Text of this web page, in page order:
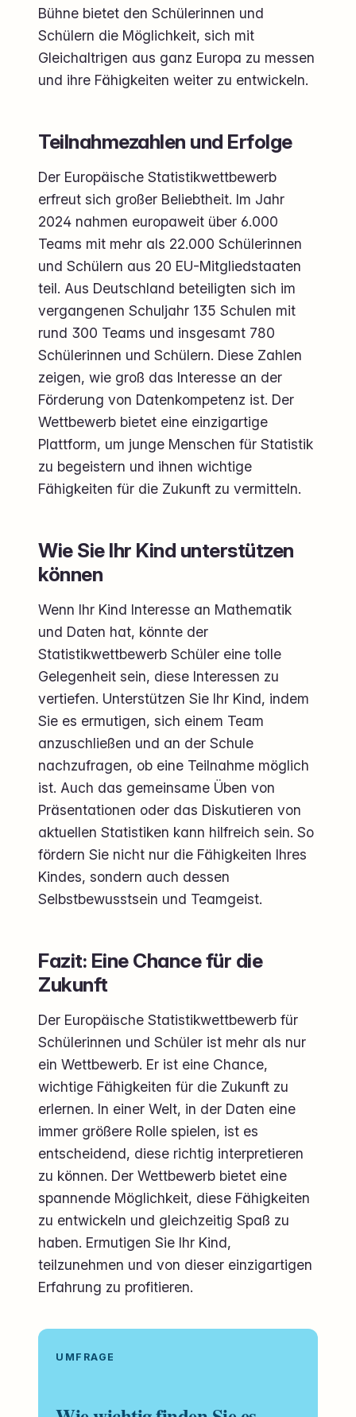
Bühne bietet den Schülerinnen und
Schülern die Möglichkeit, sich mit
Gleichaltrigen aus ganz Europa zu messen
und ihre Fähigkeiten weiter zu entwickeln.
Teilnahmezahlen und Erfolge
Der Europäische Statistikwettbewerb
erfreut sich großer Beliebtheit. Im Jahr
2024 nahmen europaweit über 6.000
Teams mit mehr als 22.000 Schülerinnen
und Schülern aus 20 EU-Mitgliedstaaten
teil. Aus Deutschland beteiligten sich im
vergangenen Schuljahr 135 Schulen mit
rund 300 Teams und insgesamt 780
Schülerinnen und Schülern. Diese Zahlen
zeigen, wie groß das Interesse an der
Förderung von Datenkompetenz ist. Der
Wettbewerb bietet eine einzigartige
Plattform, um junge Menschen für Statistik
zu begeistern und ihnen wichtige
Fähigkeiten für die Zukunft zu vermitteln.
Wie Sie Ihr Kind unterstützen
können
Wenn Ihr Kind Interesse an Mathematik
und Daten hat, könnte der
Statistikwettbewerb Schüler eine tolle
Gelegenheit sein, diese Interessen zu
vertiefen. Unterstützen Sie Ihr Kind, indem
Sie es ermutigen, sich einem Team
anzuschließen und an der Schule
nachzufragen, ob eine Teilnahme möglich
ist. Auch das gemeinsame Üben von
Präsentationen oder das Diskutieren von
aktuellen Statistiken kann hilfreich sein. So
fördern Sie nicht nur die Fähigkeiten Ihres
Kindes, sondern auch dessen
Selbstbewusstsein und Teamgeist.
Fazit: Eine Chance für die
Zukunft
Der Europäische Statistikwettbewerb für
Schülerinnen und Schüler ist mehr als nur
ein Wettbewerb. Er ist eine Chance,
wichtige Fähigkeiten für die Zukunft zu
erlernen. In einer Welt, in der Daten eine
immer größere Rolle spielen, ist es
entscheidend, diese richtig interpretieren
zu können. Der Wettbewerb bietet eine
spannende Möglichkeit, diese Fähigkeiten
zu entwickeln und gleichzeitig Spaß zu
haben. Ermutigen Sie Ihr Kind,
teilzunehmen und von dieser einzigartigen
Erfahrung zu profitieren.
UMFRAGE